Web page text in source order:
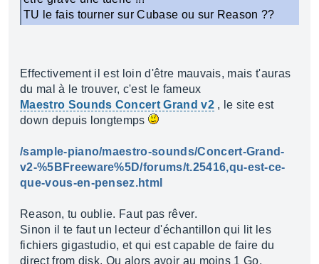
TU le fais tourner sur Cubase ou sur Reason ??
Effectivement il est loin d'être mauvais, mais t'auras
du mal à le trouver, c'est le fameux
Maestro Sounds Concert Grand v2, le site est
down depuis longtemps
/sample-piano/maestro-sounds/Concert-Grand-
v2-%5BFreeware%5D/forums/t.25416,qu-est-ce-
que-vous-en-pensez.html
Reason, tu oublie. Faut pas rêver.
Sinon il te faut un lecteur d'échantillon qui lit les
fichiers gigastudio, et qui est capable de faire du
direct from disk. Ou alors avoir au moins 1 Go,